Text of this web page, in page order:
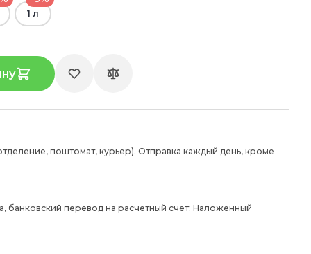
1 л
поштомат, курьер). Отправка каждый день, кроме
банковский перевод на расчетный счет. Наложенный